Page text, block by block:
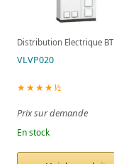
Distribution Electrique BT
VLVP020
★★★★½
Prix sur demande
En stock